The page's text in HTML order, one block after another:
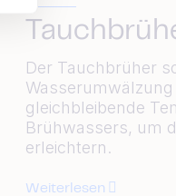
Der Tauchbrüher
gleichbleibende
Brühwassers, um
erleichtern.
Weiterlesen